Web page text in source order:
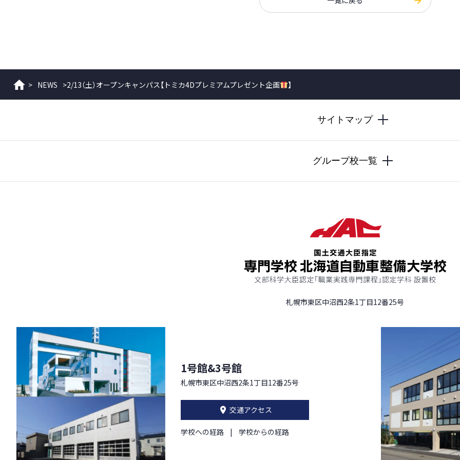
ホーム
> NEWS >2/13（土）オープンキャンパス【トミカ4Dプレミアムプレゼント企画 】
サイトマップ
グループ校一覧
札幌市東区中沼西2条1丁目12番25号
1号館&3号館
札幌市東区中沼西2条1丁目12番25号
交通アクセス
学校への経路 学校からの経路